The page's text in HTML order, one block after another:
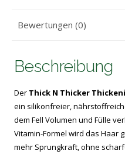
Bewertungen (0)
Beschreibung
Der Thick N Thicker
ein silikonfreier,
dem Fell Volumen und Fülle
Vitamin-Formel wird das Haar
mehr Sprungkraft, ohne